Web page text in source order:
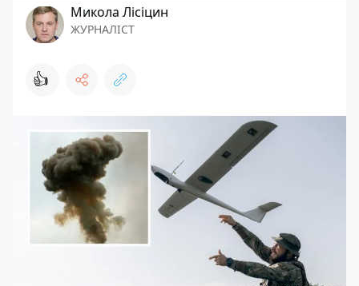
Микола Лісіцин
ЖУРНАЛІСТ
👍